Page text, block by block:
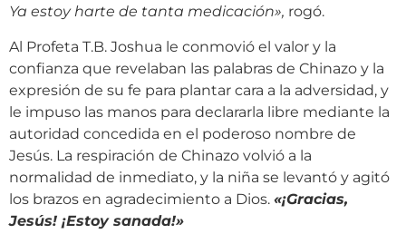
Ya estoy harte de tanta medicación», rogó.
Al Profeta T.B. Joshua le conmovió el valor y la
confianza que revelaban las palabras de Chinazo y la
expresión de su fe para plantar cara a la adversidad, y
le impuso las manos para declararla libre mediante la
autoridad concedida en el poderoso nombre de
Jesús. La respiración de Chinazo volvió a la
normalidad de inmediato, y la niña se levantó y agitó
los brazos en agradecimiento a Dios. «¡Gracias,
Jesús! ¡Estoy sanada!»